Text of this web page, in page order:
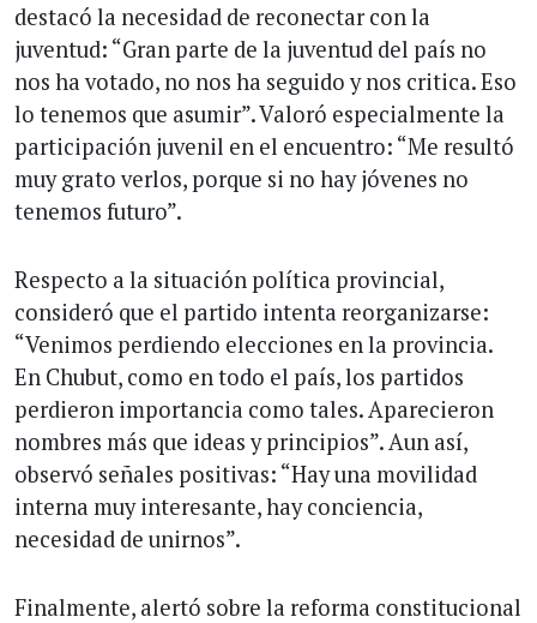
destacó la necesidad de reconectar con la
juventud: “Gran parte de la juventud del país no
nos ha votado, no nos ha seguido y nos critica. Eso
lo tenemos que asumir”. Valoró especialmente la
participación juvenil en el encuentro: “Me resultó
muy grato verlos, porque si no hay jóvenes no
tenemos futuro”.
Respecto a la situación política provincial,
consideró que el partido intenta reorganizarse:
“Venimos perdiendo elecciones en la provincia.
En Chubut, como en todo el país, los partidos
perdieron importancia como tales. Aparecieron
nombres más que ideas y principios”. Aun así,
observó señales positivas: “Hay una movilidad
interna muy interesante, hay conciencia,
necesidad de unirnos”.
Finalmente, alertó sobre la reforma constitucional